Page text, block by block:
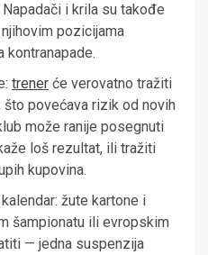
i krila su takođe
pozicijama
kontranapade.
trener će verovatno tražiti
povećava rizik od novih
može ranije posegnuti
loš rezultat, ili tražiti
kupovina.
žute kartone i
šampionatu ili evropskim
— jedna suspenzija